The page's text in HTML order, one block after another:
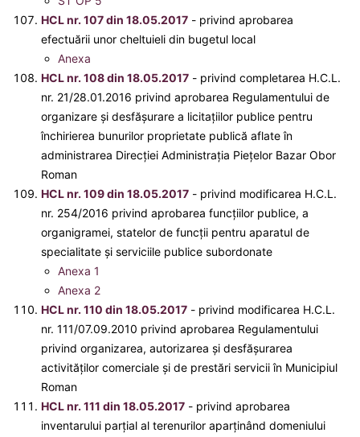
HCL nr. 107 din 18.05.2017 - privind aprobarea
efectuării unor cheltuieli din bugetul local
Anexa
HCL nr. 108 din 18.05.2017 - privind completarea H.C.L.
nr. 21/28.01.2016 privind aprobarea Regulamentului de
organizare şi desfăşurare a licitaţiilor publice pentru
închirierea bunurilor proprietate publică aflate în
administrarea Direcţiei Administraţia Pieţelor Bazar Obor
Roman
HCL nr. 109 din 18.05.2017 - privind modificarea H.C.L.
nr. 254/2016 privind aprobarea funcţiilor publice, a
organigramei, statelor de funcţii pentru aparatul de
specialitate şi serviciile publice subordonate
Anexa 1
Anexa 2
HCL nr. 110 din 18.05.2017 - privind modificarea H.C.L.
nr. 111/07.09.2010 privind aprobarea Regulamentului
privind organizarea, autorizarea şi desfăşurarea
activităţilor comerciale şi de prestări servicii în Municipiul
Roman
HCL nr. 111 din 18.05.2017 - privind aprobarea
inventarului parţial al terenurilor aparţinând domeniului